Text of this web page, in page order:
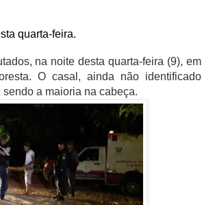
quarta-feira.
na noite desta quarta-feira (9), em
O casal, ainda não identificado
a maioria na cabeça.